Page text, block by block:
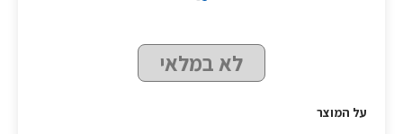
לא במלאי
על המוצר